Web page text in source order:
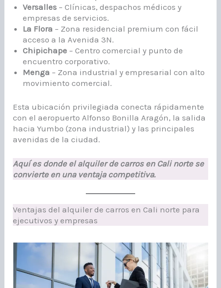
Versalles – Clínicas, despachos médicos y
empresas de servicios.
La Flora – Zona residencial premium con fácil
acceso a la Avenida 3N.
Chipichape – Centro comercial y punto de
encuentro corporativo.
Menga – Zona industrial y empresarial con alto
movimiento comercial.
Esta ubicación privilegiada conecta rápidamente
con el aeropuerto Alfonso Bonilla Aragón, la salida
hacia Yumbo (zona industrial) y las principales
avenidas de la ciudad.
Aquí es donde el alquiler de carros en Cali norte se
convierte en una ventaja competitiva.
Ventajas del alquiler de carros en Cali norte para
ejecutivos y empresas